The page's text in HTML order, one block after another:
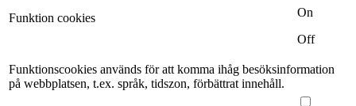
Funktion cookies
On
Off
Funktionscookies används för att komma ihåg besöksinformation
på webbplatsen, t.ex. språk, tidszon, förbättrat innehåll.